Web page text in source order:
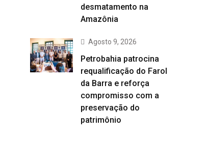
desmatamento na
Amazônia
Agosto 9, 2026
Petrobahia patrocina
requalificação do Farol
da Barra e reforça
compromisso com a
preservação do
patrimônio